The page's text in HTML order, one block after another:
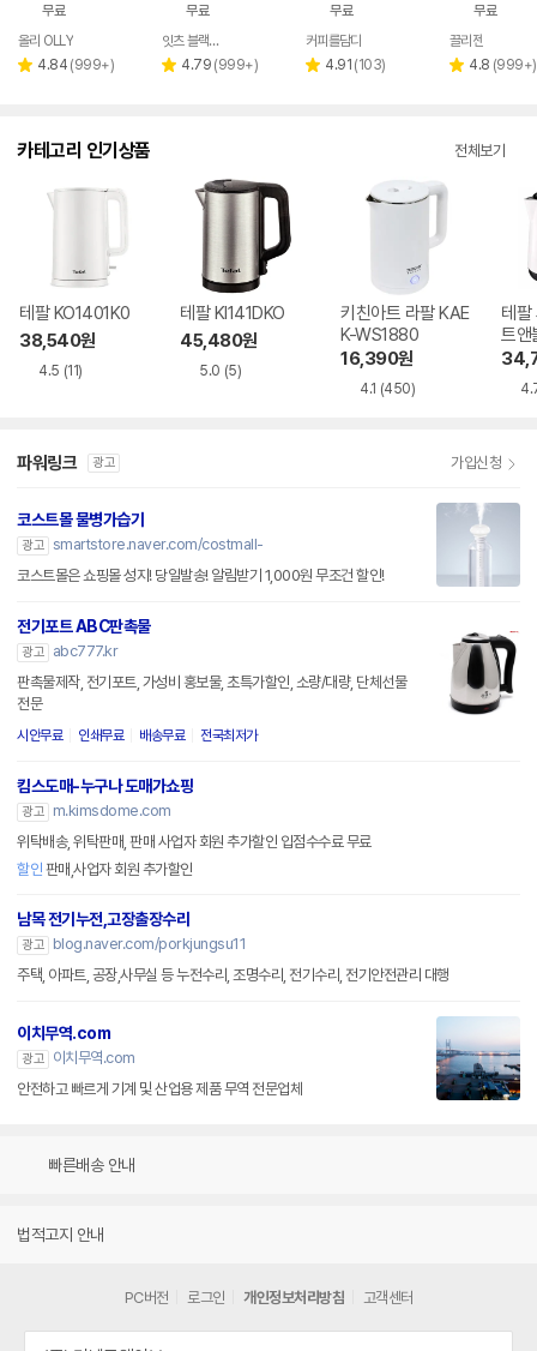
무료
페이
올리 OLLY
별 4.84 리
(999+)
무료
페이
잇츠 블랙앤데커
별 4.79 리
(999+)
무료
페이
커피를담다
별 4.91 리
(103)
무료
끌리젠
별 4.8 리
(999+)
카테고리 인기상품 전체보기
테팔 KO1401K0
38,540원
4.5 (11)
테팔 KI141DKO
45,480원
5.0 (5)
키친아트 라팔 KAE
K-WS1880
16,390원
4.1 (450)
테팔
트앤
파워링크 광고 가입신청
코스트몰 물병가습기
광고 smartstore.naver.com/costmall-
코스트몰은 쇼핑몰 성지! 당일발송! 알림받기 1,000원 무조건 할인!
전기포트 ABC판촉물
광고
abc777.kr
판촉물제작, 전기포트, 가성비 홍보물, 초특가할인, 소량/대량, 단체선물
전문
시안무료 인쇄무료 배송무료 전국최저가
킴스도매-누구나 도매가쇼핑
광고
m.kimsdome.com
위탁배송, 위탁판매, 판매 사업자 회원 추가할인 입점수수료 무료
할인 판매,사업자 회원 추가할인
남목 전기누전,고장출장수리
광고
blog.naver.com/porkjungsu11
주택, 아파트, 공장,사무실 등 누전수리, 조명수리, 전기수리, 전기안전관리 대행
이치무역.com
광고
이치무역.com
안전하고 빠르게 기계 및 산업용 제품 무역 전문업체
빠른배송 안내
법적고지 안내
PC버전 로그인 개인정보처리방침 고객센터